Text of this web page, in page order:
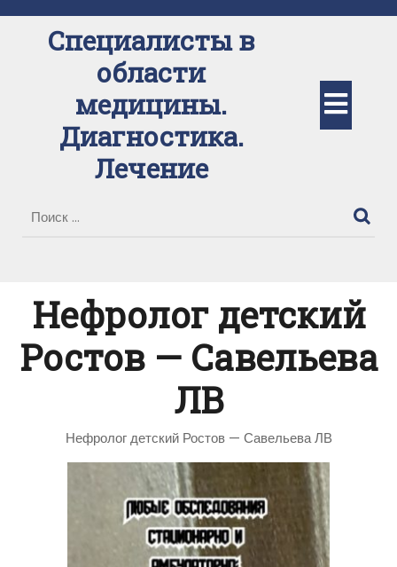
содержимомуСпециалисты в
области
медицины.
Диагностика.
Лечение
Нефролог детский
Ростов — Савельева
ЛВ
Нефролог детский Ростов — Савельева ЛВ